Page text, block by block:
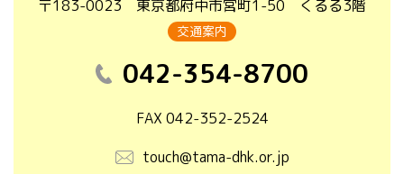
〒183-0023 東京都府中市宮町1-50 くるる3階
交通案内
042-354-8700
FAX 042-352-2524
touch@tama-dhk.or.jp